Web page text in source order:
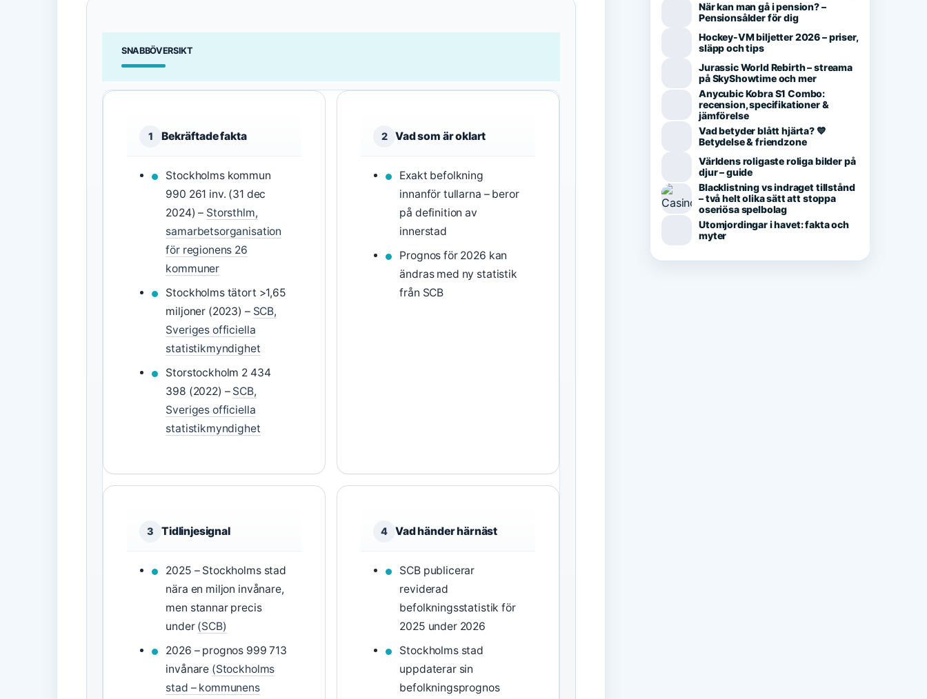
SNABBÖVERSIKT
1 Bekräftade fakta
Stockholms kommun
990 261 inv. (31 dec
2024) – Storsthlm,
samarbetsorganisation
för regionens 26
kommuner
Stockholms tätort >1,65
miljoner (2023) – SCB,
Sveriges officiella
statistikmyndighet
Storstockholm 2 434
398 (2022) – SCB,
Sveriges officiella
statistikmyndighet
2 Vad som är oklart
Exakt befolkning
innanför tullarna – beror
på definition av
innerstad
Prognos för 2026 kan
ändras med ny statistik
från SCB
3 Tidlinjesignal
2025 – Stockholms stad
nära en miljon invånare,
men stannar precis
under (SCB)
2026 – prognos 999 713
invånare (Stockholms
stad – kommunens
4 Vad händer härnäst
SCB publicerar
reviderad
befolkningsstatistik för
2025 under 2026
Stockholms stad
uppdaterar sin
befolkningsprognos
När kan man gå i pension? –
Pensionsålder för dig
Hockey-VM biljetter 2026 – priser,
släpp och tips
Jurassic World Rebirth – streama
på SkyShowtime och mer
Anycubic Kobra S1 Combo:
recension, specifikationer &
jämförelse
Vad betyder blått hjärta? 💙
Betydelse & friendzone
Världens roligaste roliga bilder på
djur – guide
Blacklistning vs indraget tillstånd
– två helt olika sätt att stoppa
oseriösa spelbolag
Utomjordingar i havet: fakta och
myter